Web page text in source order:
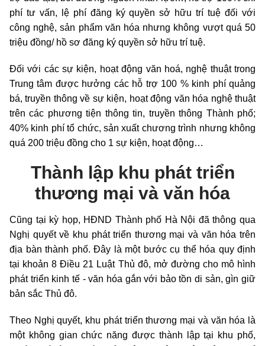
phí tư vấn, lệ phí đăng ký quyền sở hữu trí tuệ đối với
công nghệ, sản phẩm văn hóa nhưng không vượt quá 50
triệu đồng/ hồ sơ đăng ký quyền sở hữu trí tuệ.
Đối với các sự kiện, hoạt động văn hoá, nghệ thuật trong
Trung tâm được hưởng các hỗ trợ 100 % kinh phí quảng
bá, truyền thông về sự kiện, hoạt động văn hóa nghệ thuật
trên các phương tiện thông tin, truyền thông Thành phố;
40% kinh phí tổ chức, sản xuất chương trình nhưng không
quá 200 triệu đồng cho 1 sự kiện, hoạt động…
Thành lập khu phát triển
thương mại và văn hóa
Cũng tại kỳ họp, HĐND Thành phố Hà Nội đã thông qua
Nghị quyết về khu phát triển thương mại và văn hóa trên
địa bàn thành phố. Đây là một bước cụ thể hóa quy định
tại khoản 8 Điều 21 Luật Thủ đô, mở đường cho mô hình
phát triển kinh tế - văn hóa gắn với bảo tồn di sản, gìn giữ
bản sắc Thủ đô.
Theo Nghị quyết, khu phát triển thương mại và văn hóa là
một không gian chức năng được thành lập tại khu phố,